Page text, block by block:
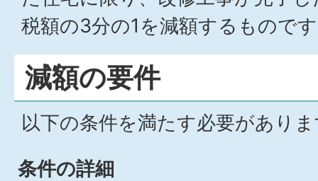
税額の3分の1を減額するもので
減額の要件
以下の条件を満たす必要があり
条件の詳細